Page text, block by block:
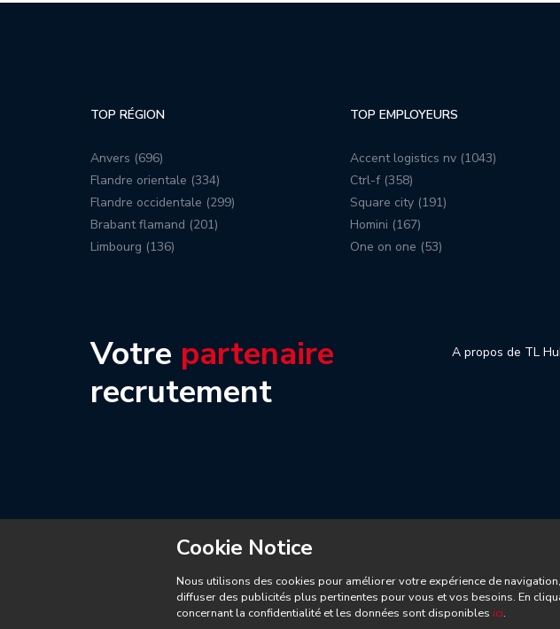
TOP RÉGION
Anvers (696)
Flandre orientale (334)
Flandre occidentale (299)
Brabant flamand (201)
Limbourg (136)
TOP EMPLOYEURS
Accent logistics nv (1043)
Ctrl-f (358)
Square city (191)
Homini (167)
One on one (53)
A propos de TL
Votre partenaire
recrutement
Cookie Notice
Nous utilisons des cookies pour améliorer votre expérience de
diffuser des publicités plus pertinentes pour vous et vos besoins. En
concernant la confidentialité et les données sont disponibles ici.